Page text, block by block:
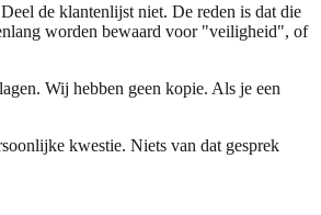
de klantenlijst niet. De reden is dat die
worden bewaard voor "veiligheid", of
Wij hebben geen kopie. Als je een
kwestie. Niets van dat gesprek